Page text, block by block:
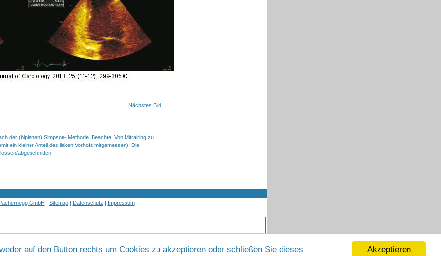
Akzeptieren
auf den Button rechts um Cookies zu akzeptieren oder schließen Sie dieses
Nächstes Bild
der (biplanen) Simpson- Methode. Beachte: Von Mitralring zu
ein kleiner Anteil des linken Vorhofs mitgemessen). Die
abgeschnitten.
GmbH | Sitemap| Datenschutz | Impressum
Werbung